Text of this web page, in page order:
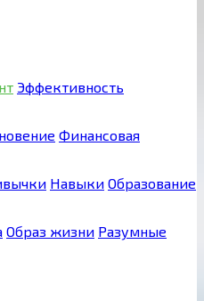
Эффективность
Финансовая
Навыки Образование
Образ жизни Разумные